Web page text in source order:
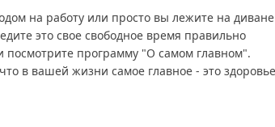
на работу или просто вы лежите на диване
это свое свободное время правильно
посмотрите программу "О самом главном".
в вашей жизни самое главное - это